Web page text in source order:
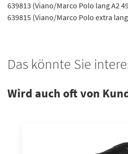
639813 (Viano/Marco Polo lang A2
639815 (Viano/Marco Polo extra
Das könnte Sie
Wird auch oft von